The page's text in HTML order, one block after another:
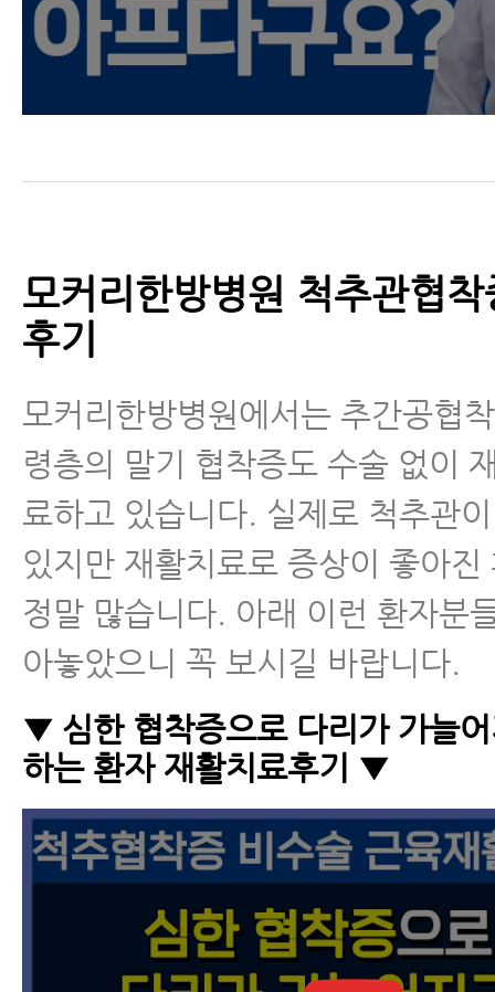
모커리한방병원 척추관협
후기
모커리한방병원에서는 추간공협
령층의 말기 협착증도 수술 없이
료하고 있습니다. 실제로 척추관
있지만 재활치료로 증상이 좋아진
정말 많습니다. 아래 이런 환자분
아놓았으니 꼭 보시길 바랍니다.
▼ 심한 협착증으로 다리가 가늘
하는 환자 재활치료후기 ▼